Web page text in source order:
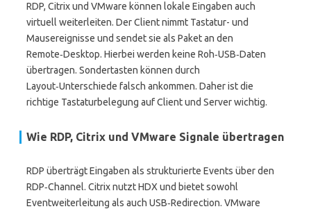
RDP, Citrix und VMware können lokale Eingaben auch
virtuell weiterleiten. Der Client nimmt Tastatur- und
Mausereignisse und sendet sie als Paket an den
Remote‑Desktop. Hierbei werden keine Roh‑USB‑Daten
übertragen. Sondertasten können durch
Layout‑Unterschiede falsch ankommen. Daher ist die
richtige Tastaturbelegung auf Client und Server wichtig.
Wie RDP, Citrix und VMware Signale übertragen
RDP überträgt Eingaben als strukturierte Events über den
RDP‑Channel. Citrix nutzt HDX und bietet sowohl
Eventweiterleitung als auch USB‑Redirection. VMware